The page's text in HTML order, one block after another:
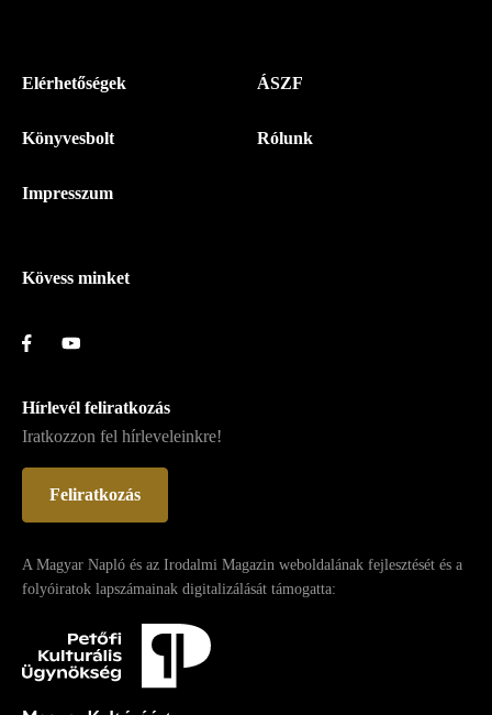
Menü
Magyar
-
Elérhetőségek
Könyvesbolt
Impresszum
ÁSZF
Rólunk
Kövess minket
Hírlevél feliratkozás
Iratkozzon fel hírleveleinkre!
Feliratkozás
A Magyar Napló és az Irodalmi Magazin weboldalának fejlesztését és a
folyóiratok lapszámainak digitalizálását támogatta: